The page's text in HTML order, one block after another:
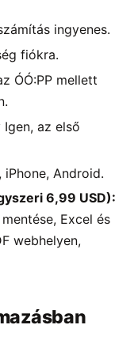
ingyenes.
fiókra.
ÓÓ:PP mellett
Igen, az első
iPhone, Android.
6,99 USD):
Excel és
webhelyen,